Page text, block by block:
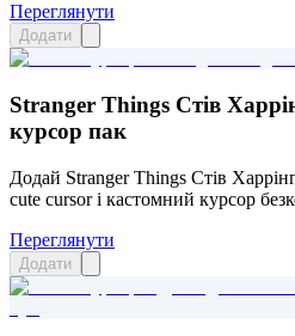
Переглянути
Додати
Stranger Things Стів
курсор пак
Додай Stranger Things Стів
cute cursor і кастомний курсор
Переглянути
Додати